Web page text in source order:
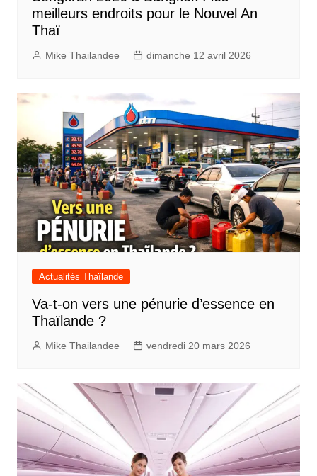
meilleurs endroits pour le Nouvel An
Thaï
Mike Thailandee dimanche 12 avril 2026
Actualités Thaïlande
Va-t-on vers une pénurie d’essence en
Thaïlande ?
Mike Thailandee vendredi 20 mars 2026